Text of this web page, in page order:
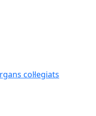
col·legiats